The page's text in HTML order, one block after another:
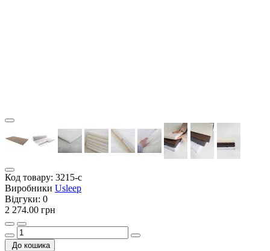
Код товару: 3215-с
Виробники Usleep
Відгуки: 0
2 274.00 грн
До кошика